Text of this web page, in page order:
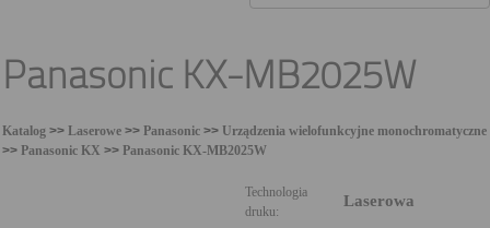
Sklep internetowy
Panasonic KX-MB2025W
Katalog >> Laserowe >> Panasonic >> Urządzenia wielofunkcyjne monochromatyczne
>> Panasonic KX >> Panasonic KX-MB2025W
Technologia
druku:
Laserowa